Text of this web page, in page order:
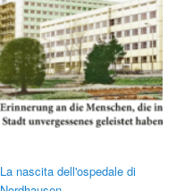
La nascita dell'ospedale di